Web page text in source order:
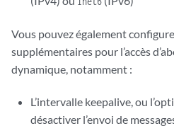
Vous pouvez également
supplémentaires pour l’accès
dynamique, notamment :
L’intervalle keepalive, ou
désactiver l’envoi de